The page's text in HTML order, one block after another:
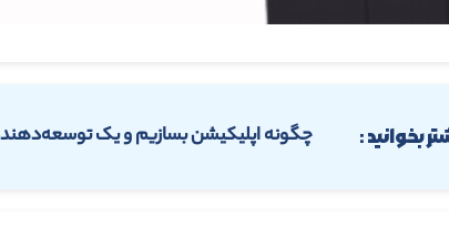
بخوانید : چگونه اپلیکیشن بسازیم و یک